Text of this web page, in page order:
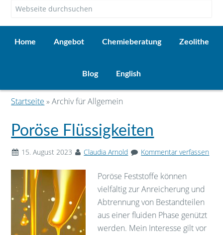
Home Angebot Chemieberatung Zeolithe
Blog English
Startseite » Archiv für Allgemein
Poröse Flüssigkeiten
15. August 2023 Claudia Arnold Kommentar verfassen
Poröse Feststoffe können
vielfältig zur Anreicherung und
Abtrennung von Bestandteilen
aus einer fluiden Phase genützt
werden. Mein Interesse gilt vor